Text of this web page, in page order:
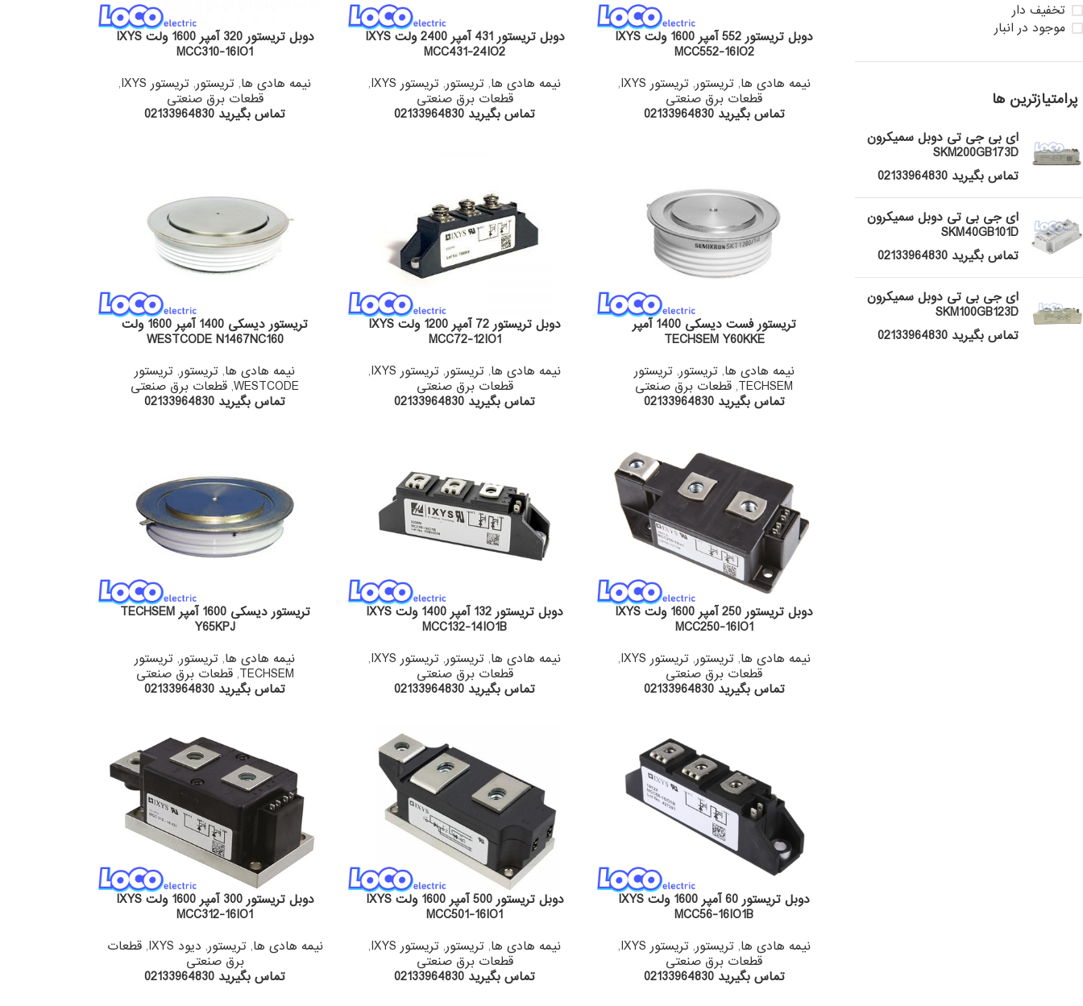
تخفیف دار
موجود در انبار
پرامتیازترین ها
ای بی جی تی دوبل سمیکرون
SKM200GB173D
تماس بگیرید 02133964830
ای جی بی تی دوبل سمیکرون
SKM40GB101D
تماس بگیرید 02133964830
ای جی بی تی دوبل سمیکرون
SKM100GB123D
تماس بگیرید 02133964830
دوبل تریستور 552 آمپر 1600 ولت IXYS
MCC552-16IO2
نیمه هادی ها,تریستور,تریستور IXYS ,
قطعات برق صنعتی
تماس بگیرید 02133964830
دوبل تریستور 431 آمپر 2400 ولت IXYS
MCC431-24IO2
نیمه هادی ها, تریستور, تریستور IXYS ,
قطعات برق صنعتی
تماس بگیرید 02133964830
دوبل تریستور 320 آمپر 1600 ولت IXYS
MCC310-16IO1
نیمه هادی ها, تریستور, تریستور IXYS ,
قطعات برق صنعتی
تماس بگیرید 02133964830
تریستور فست دیسکی 1400 آمپر
TECHSEM Y60KKE
نیمه هادی ها,تریستور,تریستور
TECHSEM
, قطعات برق صنعتی
تماس بگیرید 02133964830
دوبل تریستور 72 آمپر 1200 ولت IXYS
MCC72-12IO1
نیمه هادی ها, تریستور, تریستور IXYS ,
قطعات برق صنعتی
تماس بگیرید 02133964830
تریستور دیسکی 1400 آمپر 1600 ولت
WESTCODE N1467NC160
نیمه هادی ها, تریستور, تریستور
WESTCODE
, قطعات برق صنعتی
تماس بگیرید 02133964830
دوبل تریستور 250 آمپر 1600 ولت IXYS
MCC250-16IO1
نیمه هادی ها,تریستور,تریستور IXYS ,
قطعات برق صنعتی
تماس بگیرید 02133964830
دوبل تریستور 132 آمپر 1400 ولت IXYS
MCC132-14IO1B
نیمه هادی ها, تریستور, تریستور IXYS ,
قطعات برق صنعتی
تماس بگیرید 02133964830
تریستور دیسکی 1600 آمپر TECHSEM
Y65KPJ
نیمه هادی ها, تریستور, تریستور
TECHSEM
,قطعات برق صنعتی
تماس بگیرید 02133964830
دوبل تریستور 60 آمپر 1600 ولت IXYS
MCC56-16IO1B
نیمه هادی ها,تریستور,تریستور IXYS ,
قطعات برق صنعتی
تماس بگیرید 02133964830
دوبل تریستور 500 آمپر 1600 ولت IXYS
MCC501-16IO1
نیمه هادی ها, تریستور, تریستور IXYS ,
قطعات برق صنعتی
تماس بگیرید 02133964830
دوبل تریستور 300 آمپر 1600 ولت IXYS
MCC312-16IO1
نیمه هادی ها,تریستور, دیود IXYS ,قطعات
برق صنعتی
تماس بگیرید 02133964830